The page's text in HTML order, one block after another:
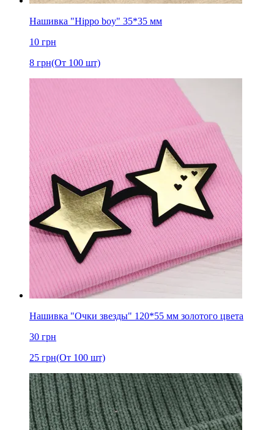
Нашивка "Hippo boy" 35*35 мм
10 грн
8 грн(От 100 шт)
Нашивка "Очки звезды" 120*55 мм золотого цвета
30 грн
25 грн(От 100 шт)